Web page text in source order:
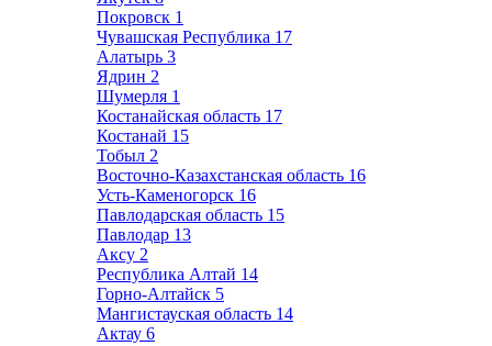
Покровск 1
Чувашская Республика 17
Алатырь 3
Ядрин 2
Шумерля 1
Костанайская область 17
Костанай 15
Тобыл 2
Восточно-Казахстанская область 16
Усть-Каменогорск 16
Павлодарская область 15
Павлодар 13
Аксу 2
Республика Алтай 14
Горно-Алтайск 5
Мангистауская область 14
Актау 6